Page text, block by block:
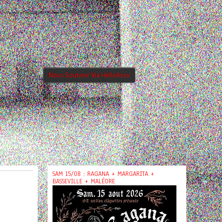
Nous Soutenir Via HelloAsso
SAM 15/08 : RAGANA + MARGARITA +
BASSEVILLE + MALÉORE